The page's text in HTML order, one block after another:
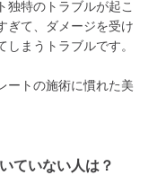
独特のトラブルが起こ
ぎて、ダメージを受け
まうトラブルです。
ートの施術に慣れた美
ていない人は？